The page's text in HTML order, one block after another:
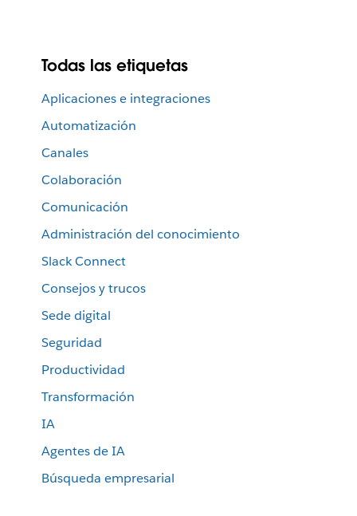
Todas las etiquetas
Aplicaciones e integraciones
Automatización
Canales
Colaboración
Comunicación
Administración del conocimiento
Slack Connect
Consejos y trucos
Sede digital
Seguridad
Productividad
Transformación
IA
Agentes de IA
Búsqueda empresarial